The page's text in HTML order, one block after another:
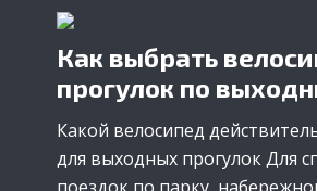
Как выбрать
прогулок по
Какой велосипед
для выходных прогулок Для